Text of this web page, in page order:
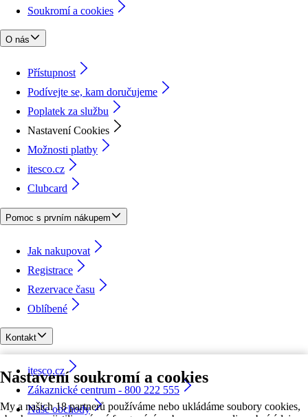
Nastavení soukromí a cookies
My a našich 18 partnerů používáme nebo ukládáme soubory cookies,
Soukromí a cookies
O nás
Přístupnost
Podívejte se, kam doručujeme
Poplatek za službu
Nastavení Cookies
Možnosti platby
itesco.cz
Clubcard
Pomoc s prvním nákupem
Jak nakupovat
Registrace
Rezervace času
Oblíbené
Kontakt
itesco.cz
Zákaznické centrum - 800 222 555
Naše obchody